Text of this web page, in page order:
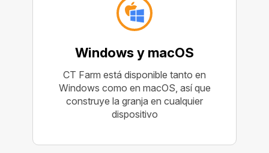
Windows y macOS
CT Farm está disponible tanto en
Windows como en macOS, así que
construye la granja en cualquier
dispositivo